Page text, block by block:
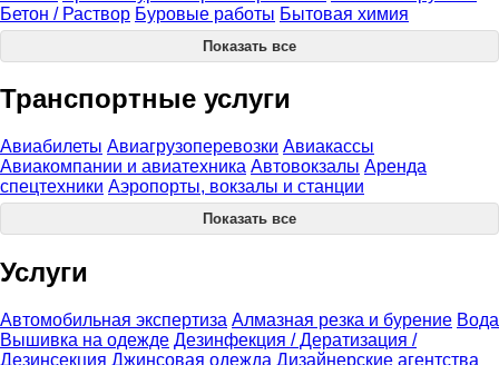
Бетон / Раствор Буровые работы Бытовая химия
Показать все
Транспортные услуги
Авиабилеты Авиагрузоперевозки Авиакассы
Авиакомпании и авиатехника Автовокзалы Аренда
спецтехники Аэропорты, вокзалы и станции
Показать все
Услуги
Автомобильная экспертиза Алмазная резка и бурение Вода
Вышивка на одежде Дезинфекция / Дератизация /
Дезинсекция Джинсовая одежда Дизайнерские агентства